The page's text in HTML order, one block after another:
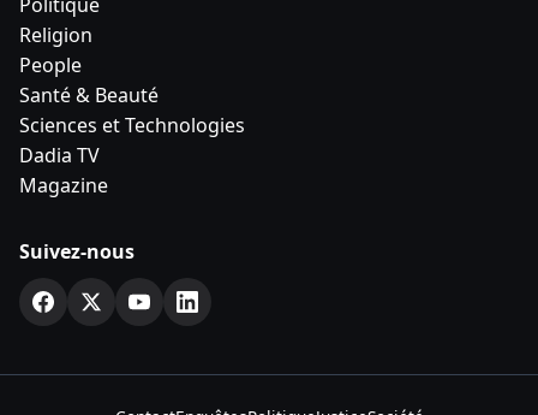
Religion
People
Santé & Beauté
Sciences et Technologies
Dadia TV
Magazine
Suivez-nous